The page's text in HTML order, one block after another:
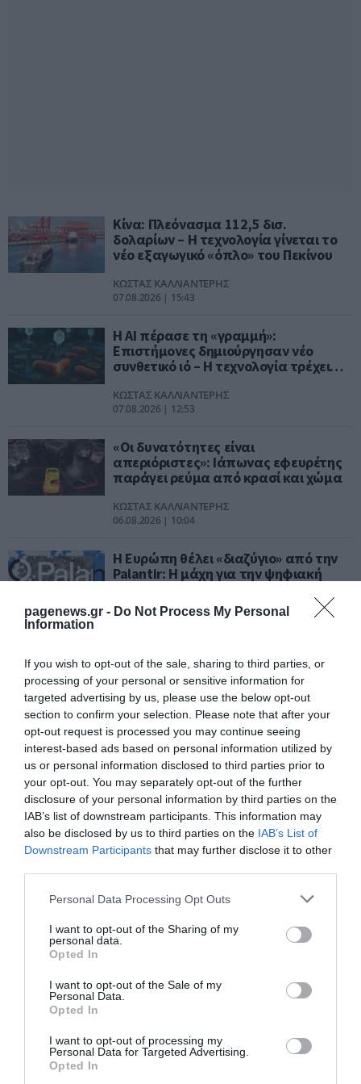
pagenews.gr - Do Not Process My Personal
Information
If you wish to opt-out of the sale, sharing to third parties, or
processing of your personal or sensitive information for
targeted advertising by us, please use the below opt-out
section to confirm your selection. Please note that after your
opt-out request is processed you may continue seeing
interest-based ads based on personal information utilized by
us or personal information disclosed to third parties prior to
your opt-out. You may separately opt-out of the further
disclosure of your personal information by third parties on the
IAB’s list of downstream participants. This information may
also be disclosed by us to third parties on the IAB’s List of
Downstream Participants that may further disclose it to other
Please note that this website/app uses one or more Google
not limited to your visit or usage behaviour. You may click to
grant or deny consent to Google and its third-party tags to
use your data for below specified purposes in below Google
consent section.
Personal Data Processing Opt Outs
I want to opt-out of the Sharing of my
personal data.
Opted In
I want to opt-out of the Sale of my
Personal Data.
Opted In
I want to opt-out of processing my
Personal Data for Targeted Advertising.
Opted In
Κίνα: Πλεόνασμα 112,5 δισ.
δολαρίων – Η τεχνολογία γίνεται το
νέο εξαγωγικό «όπλο» του Πεκίνου
ΚΩΣΤΑΣ ΚΑΛΛΙΑΝΤΕΡΗΣ
07.08.2026 | 15:43
Η ΑΙ πέρασε τη «γραμμή»:
Επιστήμονες δημιούργησαν νέο
συνθετικό ιό – Η τεχνολογία τρέχει
ΚΩΣΤΑΣ ΚΑΛΛΙΑΝΤΕΡΗΣ
07.08.2026 | 12:53
«Οι δυνατότητες είναι
απεριόριστες»: Ιάπωνας εφευρέτης
παράγει ρεύμα από κρασί και χώμα
ΚΩΣΤΑΣ ΚΑΛΛΙΑΝΤΕΡΗΣ
06.08.2026 | 10:04
Η Ευρώπη θέλει «διαζύγιο» από την
Palantir: Η μάχη για την ψηφιακή
ΚΩΣΤΑΣ ΚΑΛΛΙΑΝΤΕΡΗΣ
AI Trade Reloaded: Οι ημιαγωγοί
επιστρέφουν στο προσκήνιο – Νέο
ανοδικό κύμα ή παγίδα για τους
επενδυτές;
ΚΩΣΤΑΣ ΚΑΛΛΙΑΝΤΕΡΗΣ
31.07.2026 | 13:01
Η Apple μηνύει την OpenAI - Τι
ισχυρίζεται η εταιρεία
ΚΩΣΤΑΣ ΚΑΛΛΙΑΝΤΕΡΗΣ
11.07.2026 | 11:35
Το σχέδιο Πιερρακάκη για την
Ευρώπη: Οι 3 άξονες για
τεχνολογική υπεροχή
ΚΩΣΤΑΣ ΚΑΛΛΙΑΝΤΕΡΗΣ
Χρησιμοποιεί η Google τις
αναζητήσεις σας για να εκπαιδεύει
ΚΩΣΤΑΣ ΚΑΛΛΙΑΝΤΕΡΗΣ
07.07.2026 | 21:35